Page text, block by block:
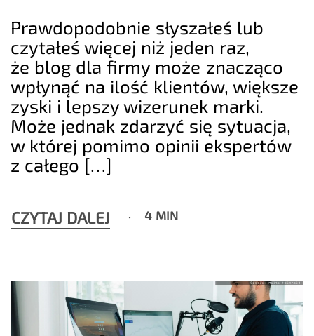
Prawdopodobnie słyszałeś lub
czytałeś więcej niż jeden raz,
że blog dla firmy może znacząco
wpłynąć na ilość klientów, większe
zyski i lepszy wizerunek marki.
Może jednak zdarzyć się sytuacja,
w której pomimo opinii ekspertów
z całego […]
CZYTAJ DALEJ 4 MIN